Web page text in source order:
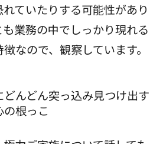
ていたりする可能性があり
業務の中でしっかり現れる
なので、観察しています。
んどん突っ込み見つけ出す
の根っこ